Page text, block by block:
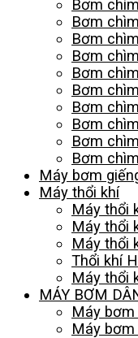
Bơm
Bơm
Bơm
Bơm
Bơm
Bơm
Bơm
Bơm
Bơm
Bơm
Máy bơm
Máy thổi khí
Máy thổi
Máy thổi
Máy thổi
Thổi khí
Máy thổi
MÁY BƠM
Máy bơm
Máy bơm